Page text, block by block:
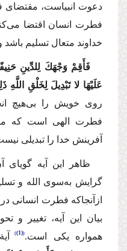
دعوت انبیاست، مقتضای
فطرت انسان اقتضا
خداوند متعال تسلیم
فَأَقِمْ وَجْهَكَ لِلدِّینِ
عَلَیْهَا لا تَبْدِیلَ لِخَلْقِ اللَّهِ
روی خویش را بی‌هیچ
فطرت الهی است كه
آفرینش خدا را تبدیلی
ظاهر این آیه
گرایش به‌سوی الله و
ازآنجاكه فطرت انسانی
بیان این آیه، تغییر و
همواره یكی است. (1)